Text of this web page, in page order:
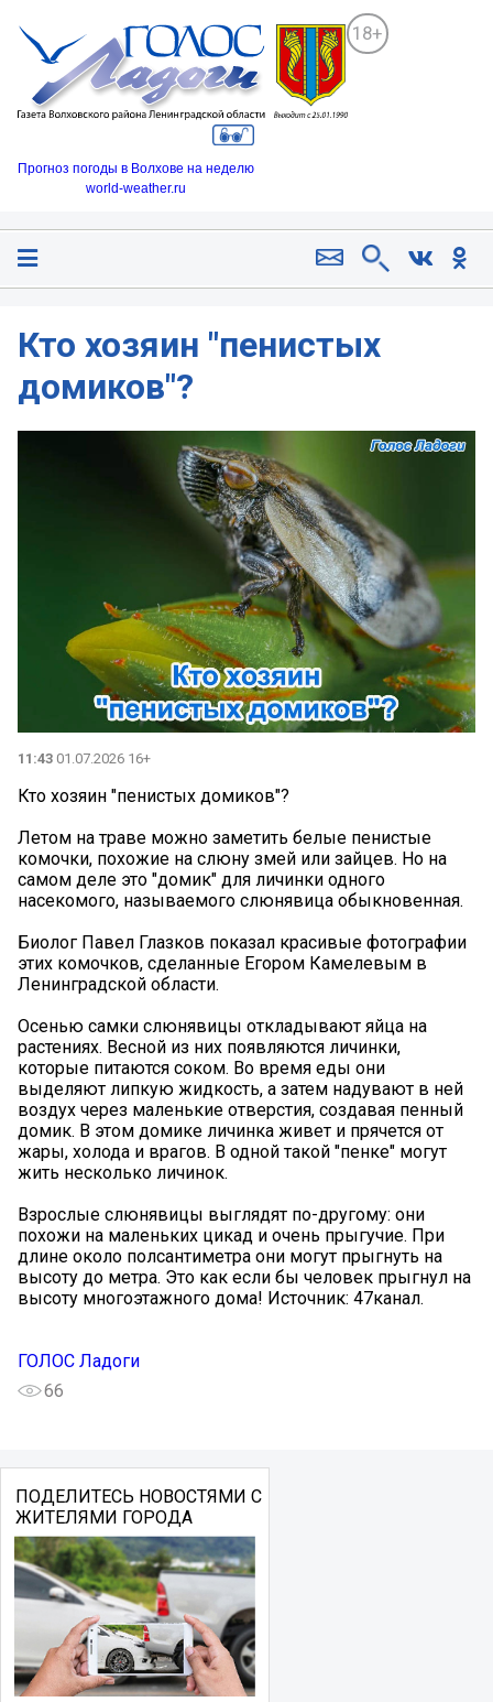
18+
Прогноз погоды в Волхове на неделю
world-weather.ru
Кто хозяин "пенистых
домиков"?
11:43 01.07.2026 16+
Кто хозяин "пенистых домиков"?
Летом на траве можно заметить белые пенистые
комочки, похожие на слюну змей или зайцев. Но на
самом деле это "домик" для личинки одного
насекомого, называемого слюнявица обыкновенная.
Биолог Павел Глазков показал красивые фотографии
этих комочков, сделанные Егором Камелевым в
Ленинградской области.
Осенью самки слюнявицы откладывают яйца на
растениях. Весной из них появляются личинки,
которые питаются соком. Во время еды они
выделяют липкую жидкость, а затем надувают в ней
воздух через маленькие отверстия, создавая пенный
домик. В этом домике личинка живет и прячется от
жары, холода и врагов. В одной такой "пенке" могут
жить несколько личинок.
Взрослые слюнявицы выглядят по-другому: они
похожи на маленьких цикад и очень прыгучие. При
длине около полсантиметра они могут прыгнуть на
высоту до метра. Это как если бы человек прыгнул на
высоту многоэтажного дома! Источник: 47канал.
ГОЛОС Ладоги
66
ПОДЕЛИТЕСЬ НОВОСТЯМИ С
ЖИТЕЛЯМИ ГОРОДА